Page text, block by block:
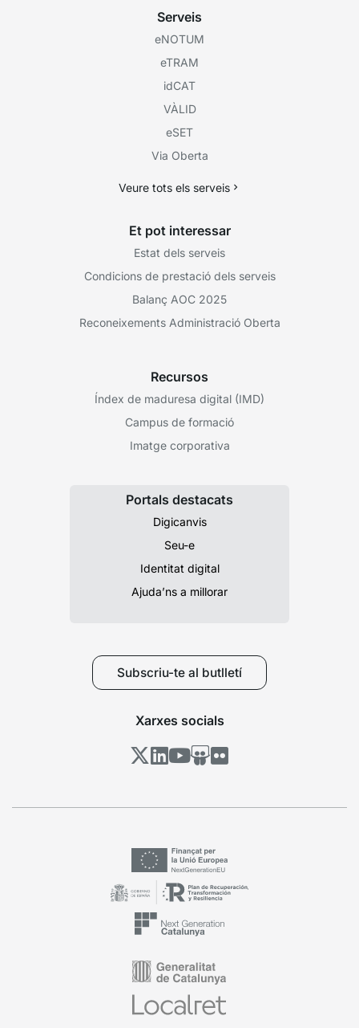
Serveis
eNOTUM
eTRAM
idCAT
VÀLID
eSET
Via Oberta
Veure tots els serveis
Et pot interessar
Estat dels serveis
Condicions de prestació dels serveis
Balanç AOC 2025
Reconeixements Administració Oberta
Recursos
Índex de maduresa digital (IMD)
Campus de formació
Imatge corporativa
Portals destacats
Digicanvis
Seu-e
Identitat digital
Ajuda’ns a millorar
Subscriu-te al butlletí
Xarxes socials